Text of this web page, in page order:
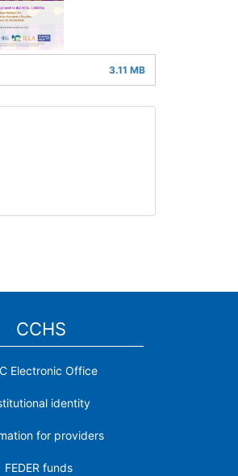
3.11 MB
CCHS
Electronic Office
identity
for providers
FEDER funds